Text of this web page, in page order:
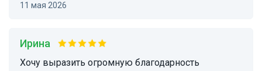
11 мая 2026
Ирина
Хочу выразить огромную благодарность